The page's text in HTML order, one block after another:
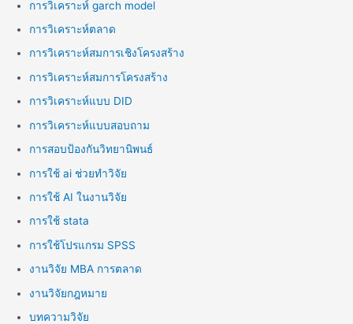
การวิเคราะห์ garch model
การวิเคราะห์ตลาด
การวิเคราะห์สมการเชิงโครงสร้าง
การวิเคราะห์สมการโครงสร้าง
การวิเคราะห์แบบ DID
การวิเคราะห์แบบสอบถาม
การสอบป้องกันวิทยานิพนธ์
การใช้ ai ช่วยทำวิจัย
การใช้ AI ในงานวิจัย
การใช้ stata
การใช้โปรแกรม SPSS
งานวิจัย MBA การตลาด
งานวิจัยกฎหมาย
บทความวิจัย